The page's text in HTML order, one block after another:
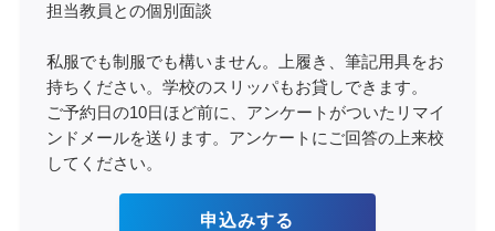
担当教員との個別面談
私服でも制服でも構いません。上履き、筆記用具をお
持ちください。学校のスリッパもお貸しできます。
ご予約日の10日ほど前に、アンケートがついたリマイ
ンドメールを送ります。アンケートにご回答の上来校
してください。
申込みする